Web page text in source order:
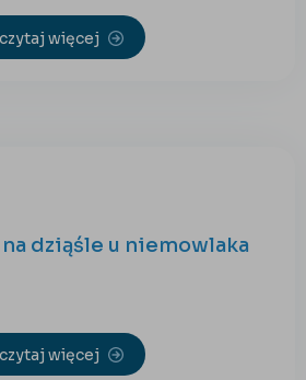
czytaj więcej
na dziąśle u niemowlaka
czytaj więcej